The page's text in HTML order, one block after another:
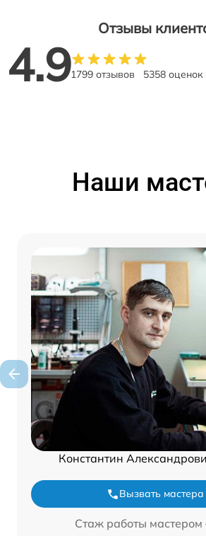
Отзывы
4.91799 отзывов 5358 оценок
Наши
Константин
Вызвать мастера
Стаж работы мастером